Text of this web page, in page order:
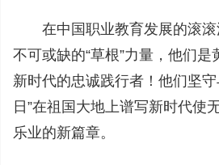
在中国职业教育发展的滚
不可或缺的“草根”力量，他们
新时代的忠诚践行者！他们坚
日”在祖国大地上谱写新时代使
乐业的新篇章。